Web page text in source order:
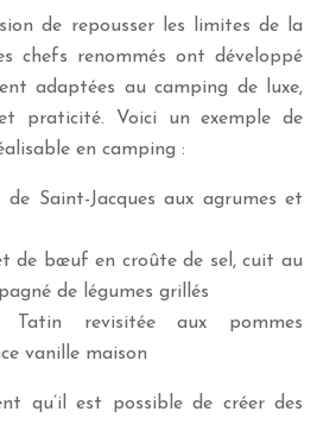
de repousser les limites de la
chefs renommés ont développé
adaptées au camping de luxe,
praticité. Voici un exemple de
en camping :
de Saint-Jacques aux agrumes et
de bœuf en croûte de sel, cuit au
de légumes grillés
Tatin revisitée aux pommes
vanille maison
qu’il est possible de créer des